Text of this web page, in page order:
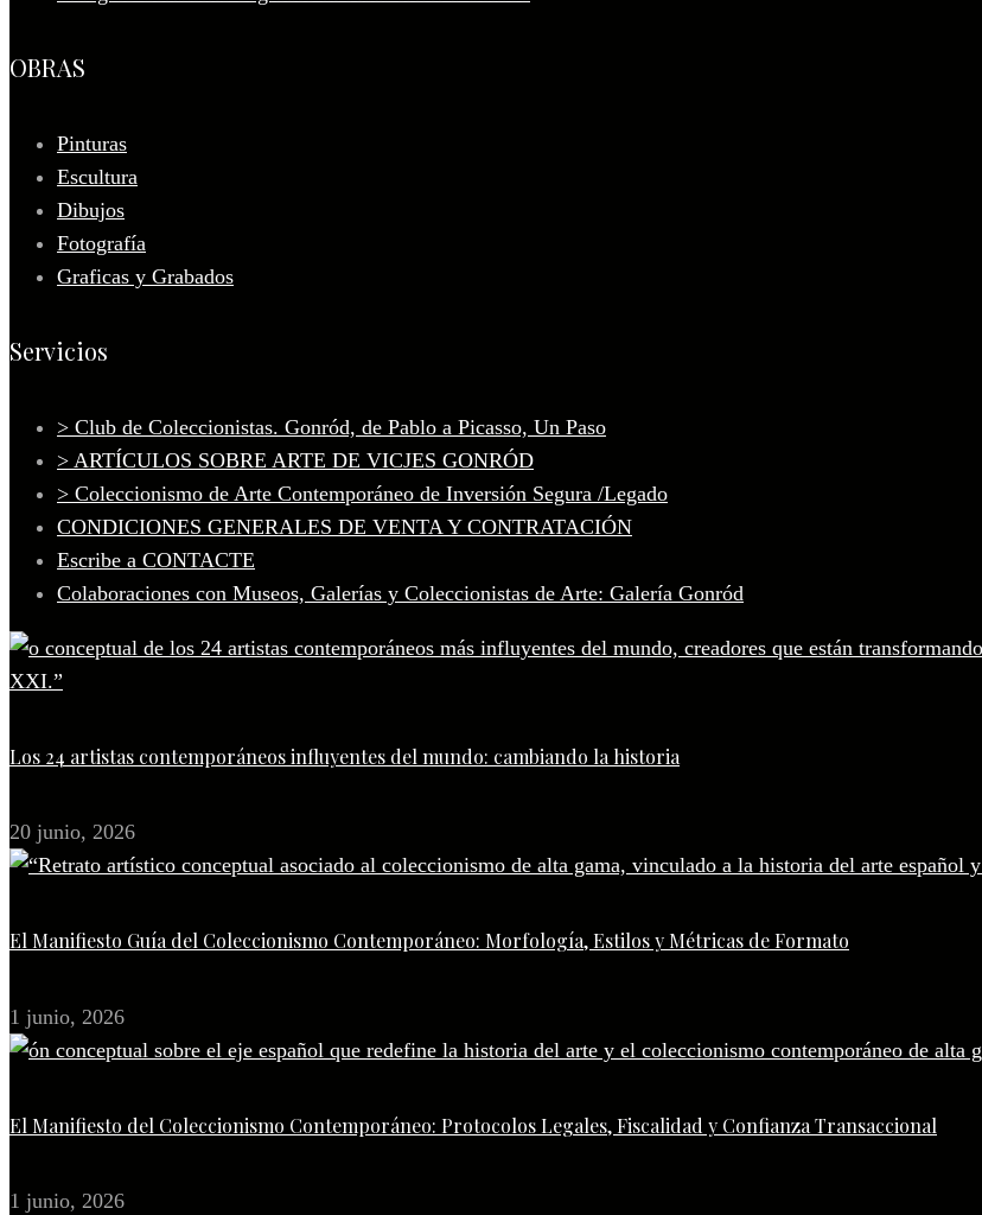
OBRAS
Pinturas
Escultura
Dibujos
Fotografía
Graficas y Grabados
Servicios
> Club de Coleccionistas. Gonród, de Pablo a Picasso, Un Paso
> ARTÍCULOS SOBRE ARTE DE VICJES GONRÓD
> Coleccionismo de Arte Contemporáneo de Inversión Segura /Legado
CONDICIONES GENERALES DE VENTA Y CONTRATACIÓN
Escribe a CONTACTE
Colaboraciones con Museos, Galerías y Coleccionistas de Arte: Galería Gonród
Los 24 artistas contemporáneos influyentes del mundo: cambiando la historia
20 junio, 2026
El Manifiesto Guía del Coleccionismo Contemporáneo: Morfología, Estilos y Métricas de Formato
1 junio, 2026
El Manifiesto del Coleccionismo Contemporáneo: Protocolos Legales, Fiscalidad y Confianza Transaccional
1 junio, 2026